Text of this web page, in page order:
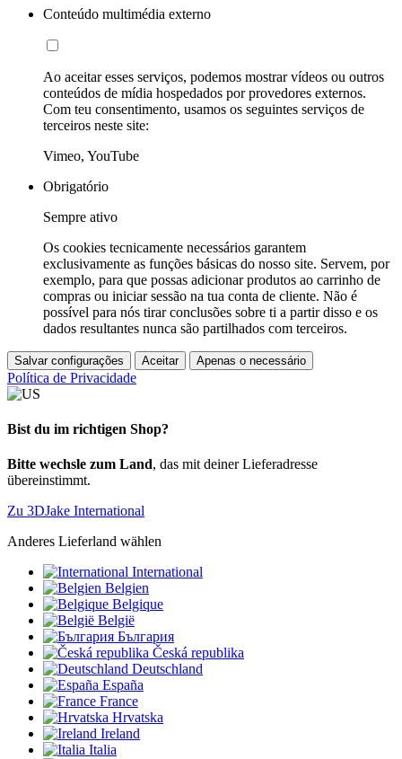
Conteúdo multimédia externo
Ao aceitar esses serviços, podemos mostrar vídeos ou outros
conteúdos de mídia hospedados por provedores externos.
Com teu consentimento, usamos os seguintes serviços de
terceiros neste site:
Vimeo, YouTube
Obrigatório
Sempre ativo
Os cookies tecnicamente necessários garantem
exclusivamente as funções básicas do nosso site. Servem, por
exemplo, para que possas adicionar produtos ao carrinho de
compras ou iniciar sessão na tua conta de cliente. Não é
possível para nós tirar conclusões sobre ti a partir disso e os
dados resultantes nunca são partilhados com terceiros.
Salvar configurações Aceitar Apenas o necessário
Política de Privacidade
Bist du im richtigen Shop?
Bitte wechsle zum Land, das mit deiner Lieferadresse
übereinstimmt.
Zu 3DJake International
Anderes Lieferland wählen
International
Belgien
Belgique
België
България
Česká republika
Deutschland
España
France
Hrvatska
Ireland
Italia